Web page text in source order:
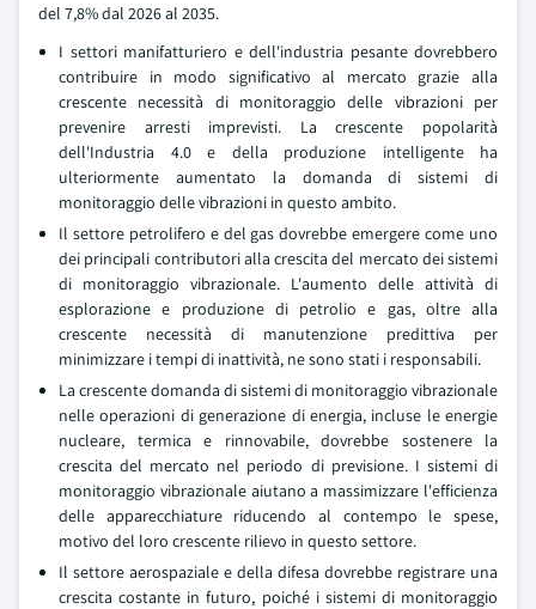
del 7,8% dal 2026 al 2035.
I settori manifatturiero e dell'industria pesante dovrebbero
contribuire in modo significativo al mercato grazie alla
crescente necessità di monitoraggio delle vibrazioni per
prevenire arresti imprevisti. La crescente popolarità
dell'Industria 4.0 e della produzione intelligente ha
ulteriormente aumentato la domanda di sistemi di
monitoraggio delle vibrazioni in questo ambito.
Il settore petrolifero e del gas dovrebbe emergere come uno
dei principali contributori alla crescita del mercato dei sistemi
di monitoraggio vibrazionale. L'aumento delle attività di
esplorazione e produzione di petrolio e gas, oltre alla
crescente necessità di manutenzione predittiva per
minimizzare i tempi di inattività, ne sono stati i responsabili.
La crescente domanda di sistemi di monitoraggio vibrazionale
nelle operazioni di generazione di energia, incluse le energie
nucleare, termica e rinnovabile, dovrebbe sostenere la
crescita del mercato nel periodo di previsione. I sistemi di
monitoraggio vibrazionale aiutano a massimizzare l'efficienza
delle apparecchiature riducendo al contempo le spese,
motivo del loro crescente rilievo in questo settore.
Il settore aerospaziale e della difesa dovrebbe registrare una
crescita costante in futuro, poiché i sistemi di monitoraggio